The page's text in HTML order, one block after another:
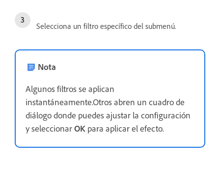
Selecciona un filtro específico del submenú.
Nota
Algunos filtros se aplican
instantáneamente.Otros abren un cuadro de
diálogo donde puedes ajustar la configuración
y seleccionarOK para aplicar el efecto.